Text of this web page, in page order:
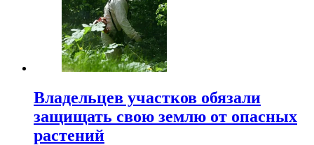
Владельцев участков обязали
защищать свою землю от опасных
растений